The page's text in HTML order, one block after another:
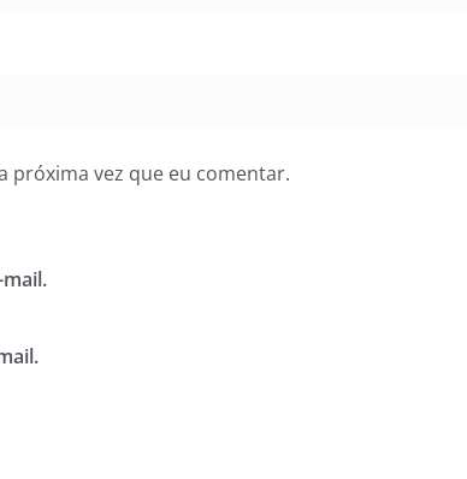
próxima vez que eu comentar.